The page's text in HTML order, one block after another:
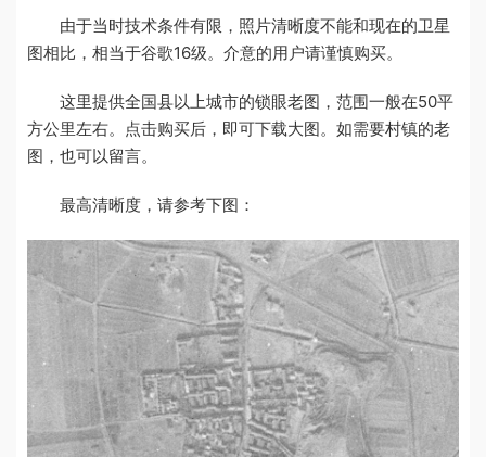
由于当时技术条件有限，照片清晰度不能和现在的卫星
图相比，相当于谷歌16级。介意的用户请谨慎购买。
这里提供全国县以上城市的锁眼老图，范围一般在50平
方公里左右。点击购买后，即可下载大图。如需要村镇的老
图，也可以留言。
最高清晰度，请参考下图：